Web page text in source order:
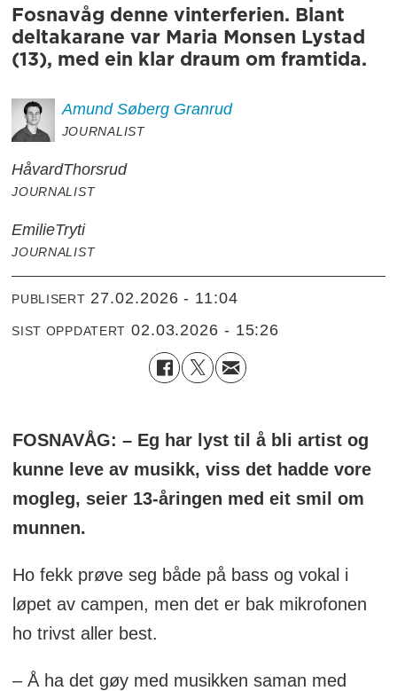
Fosnavåg denne vinterferien. Blant
deltakarane var Maria Monsen Lystad
(13), med ein klar draum om framtida.
Amund Søberg Granrud
JOURNALIST
HåvardThorsrud
JOURNALIST
EmilieTryti
JOURNALIST
PUBLISERT 27.02.2026 - 11:04
SIST OPPDATERT 02.03.2026 - 15:26
FOSNAVÅG: – Eg har lyst til å bli artist og
kunne leve av musikk, viss det hadde vore
mogleg, seier 13-åringen med eit smil om
munnen.
Ho fekk prøve seg både på bass og vokal i
løpet av campen, men det er bak mikrofonen
ho trivst aller best.
– Å ha det gøy med musikken saman med